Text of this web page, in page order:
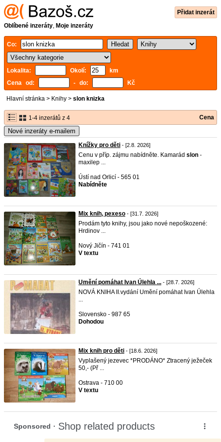
Přidat inzerát
Oblíbené inzeráty, Moje inzeráty
Co:
Lokalita: Okolí:
km
Cena od:
- do: Kč
Hlavní stránka > Knihy > slon knizka
1-4 inzerátů z 4 Cena
Nové inzeráty e-mailem
Knížky pro děti - [2.8. 2026]
Cenu v příp. zájmu nabídněte. Kamarád slon -
maxilep ...
Ústí nad Orlicí - 565 01
Nabídněte
Mix knih, pexeso - [31.7. 2026]
Prodám tyto knihy, jsou jako nové nepoškozené:
Hrdinov ...
Nový Jičín - 741 01
V textu
Umění pomáhat Ivan Úlehla ... - [28.7. 2026]
NOVÁ KNIHA II.vydání Umění pomáhat Ivan Úlehla
...
Slovensko - 987 65
Dohodou
Mix knih pro děti - [18.6. 2026]
Vyplašený jezevec *PRODÁNO* Ztracený ježeček
50,- (Př ...
Ostrava - 710 00
V textu